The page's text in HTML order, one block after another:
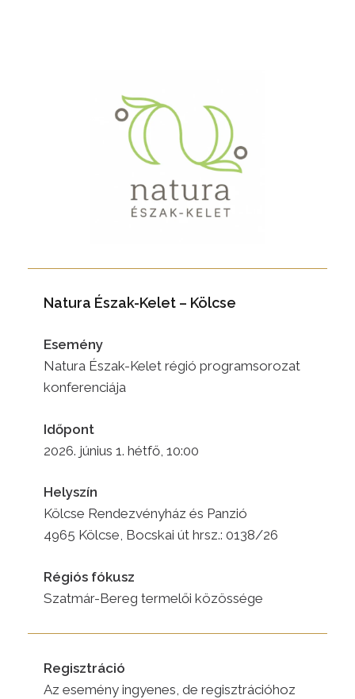
Natura Észak-Kelet – Kölcse
Esemény
Natura Észak-Kelet régió programsorozat
konferenciája
Időpont
2026. június 1. hétfő, 10:00
Helyszín
Kölcse Rendezvényház és Panzió
4965 Kölcse, Bocskai út hrsz.: 0138/26
Régiós fókusz
Szatmár-Bereg termelői közössége
Regisztráció
Az esemény ingyenes, de regisztrációhoz